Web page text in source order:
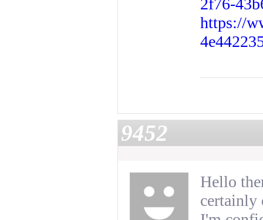
2f76-
https://
9452
Hello
certainly